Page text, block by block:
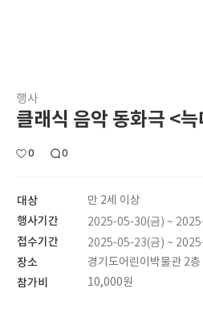
행사
클래식 음악 동화극 <
0 0
대상 만 2세 이상
행사기간 2025-05-30(금) ~
접수기간 2025-05-23(금) ~
장소 경기도어린이박물관 2층
참가비 10,000원